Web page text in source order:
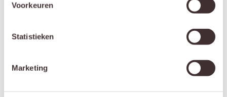
Voorkeuren
Statistieken
Marketing